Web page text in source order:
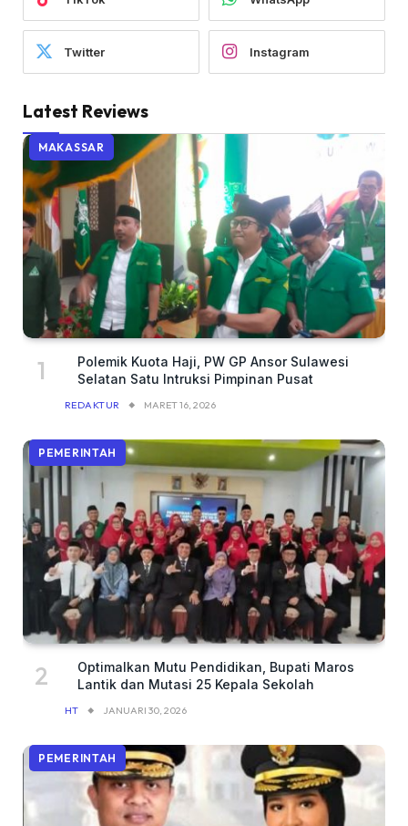
Twitter Instagram
Latest Reviews
MAKASSAR
Polemik Kuota Haji, PW GP Ansor Sulawesi
Selatan Satu Intruksi Pimpinan Pusat
REDAKTUR MARET 16, 2026
PEMERINTAH
Optimalkan Mutu Pendidikan, Bupati Maros
Lantik dan Mutasi 25 Kepala Sekolah
HT JANUARI 30, 2026
PEMERINTAH